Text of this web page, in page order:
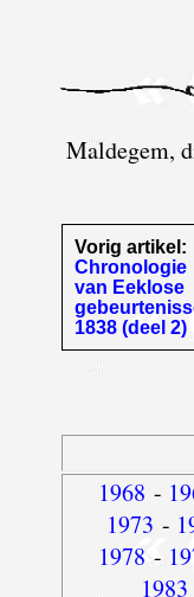
Maldegem,
Vorig artikel:
Chronologie
van Eeklose
1838 (deel 2)
1968 -
1973 -
1978 -
1983